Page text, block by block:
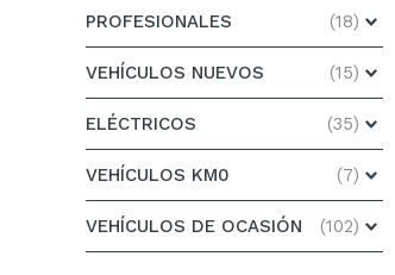
PROFESIONALES (18)
VEHÍCULOS NUEVOS (15)
ELÉCTRICOS (35)
VEHÍCULOS KM0 (7)
VEHÍCULOS DE OCASIÓN (102)